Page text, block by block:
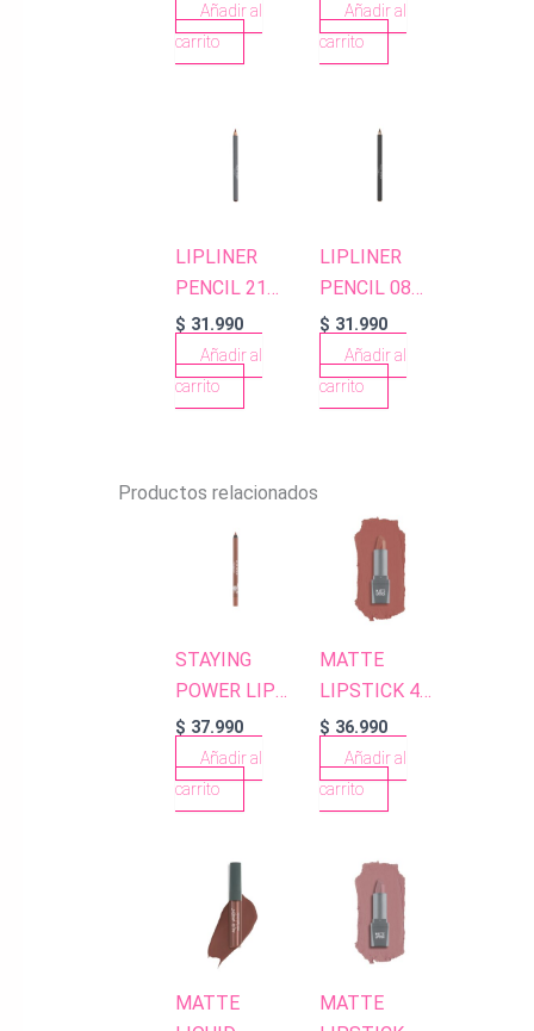
Añadir al
carrito
Añadir al
carrito
LIPLINER
PENCIL 21
DARK NUDE
$ 31.990
Añadir al
carrito
LIPLINER
PENCIL 08
TERRACOTTA
NUDE
$ 31.990
Añadir al
carrito
Productos relacionados
STAYING
POWER LIP
PENCIL 52
CARAMEL
NUDE
$ 37.990
Añadir al
carrito
MATTE
LIPSTICK 406
SOFT
TERRACOTTA
$ 36.990
Añadir al
carrito
MATTE
MATTE